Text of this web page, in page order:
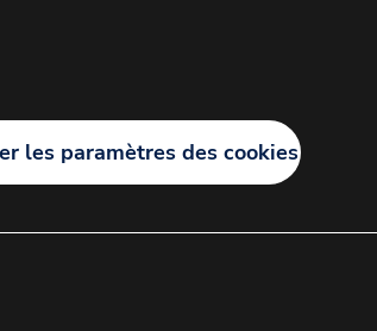
les paramètres des cookies